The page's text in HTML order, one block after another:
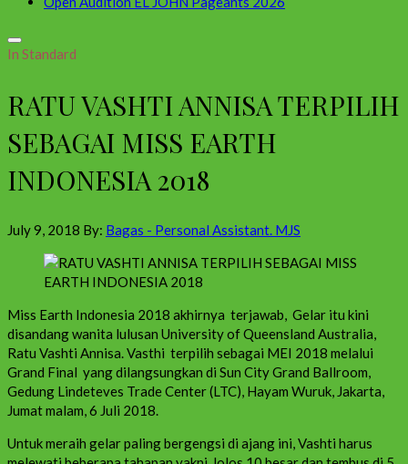
In Standard
RATU VASHTI ANNISA TERPILIH
SEBAGAI MISS EARTH
INDONESIA 2018
July 9, 2018 By: Bagas - Personal Assistant. MJS
Miss Earth Indonesia 2018 akhirnya terjawab, Gelar itu kini
disandang wanita lulusan University of Queensland Australia,
Ratu Vashti Annisa. Vasthi terpilih sebagai MEI 2018 melalui
Grand Final yang dilangsungkan di Sun City Grand Ballroom,
Gedung Lindeteves Trade Center (LTC), Hayam Wuruk, Jakarta,
Jumat malam, 6 Juli 2018.
Untuk meraih gelar paling bergengsi di ajang ini, Vashti harus